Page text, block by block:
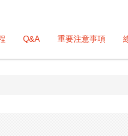
Q&A 重要注意事項